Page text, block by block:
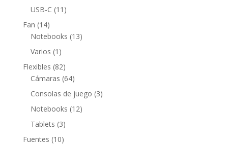
USB-C 11 11
Fan 1414
productos
Notebooks 1313
Varios 1 1
producto
Flexibles 8282
productos
Cámaras 6464
productos
Consolas de juego 33
Notebooks 1212
Tablets 33
productos
Fuentes 1010